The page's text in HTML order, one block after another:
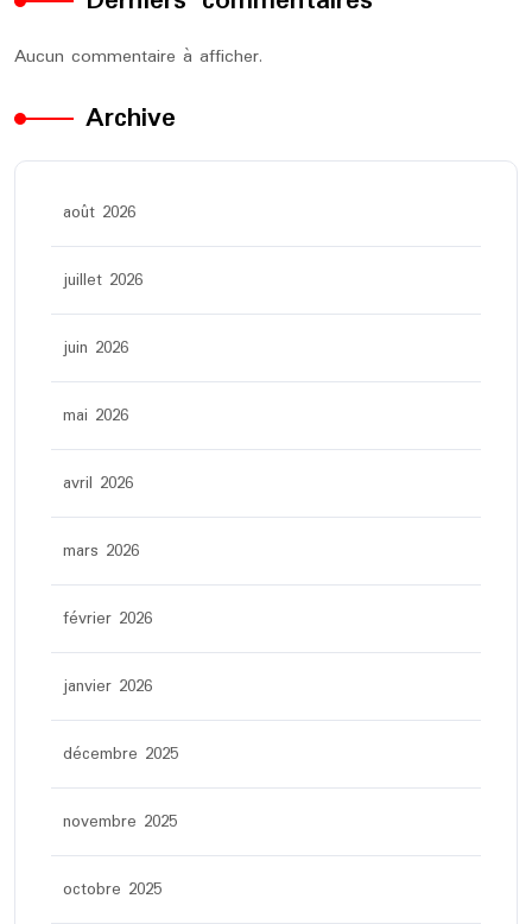
Aucun commentaire à afficher.
Archive
août 2026
juillet 2026
juin 2026
mai 2026
avril 2026
mars 2026
février 2026
janvier 2026
décembre 2025
novembre 2025
octobre 2025